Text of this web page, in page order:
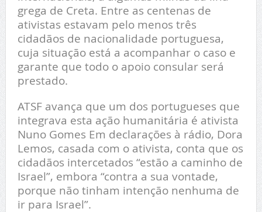
grega de Creta. Entre as centenas de
ativistas estavam pelo menos três
cidadãos de nacionalidade portuguesa,
cuja situação está a acompanhar o caso e
garante que todo o apoio consular será
prestado.
ATSF avança que um dos portugueses que
integrava esta ação humanitária é ativista
Nuno Gomes Em declarações à rádio, Dora
Lemos, casada com o ativista, conta que os
cidadãos intercetados “estão a caminho de
Israel”, embora “contra a sua vontade,
porque não tinham intenção nenhuma de
ir para Israel”.